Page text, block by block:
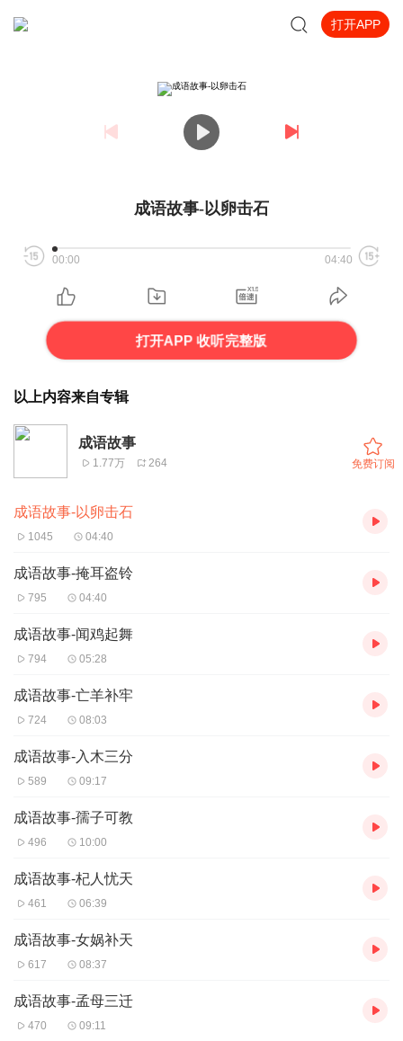
打开APP
成语故事-以卵击石
00:00 04:40
打开APP 收听完整版
以上内容来自专辑
成语故事
1.77万 264 免费订阅
成语故事-以卵击石
1045 04:40
成语故事-掩耳盗铃
795 04:40
成语故事-闻鸡起舞
794 05:28
成语故事-亡羊补牢
724 08:03
成语故事-入木三分
589 09:17
成语故事-孺子可教
496 10:00
成语故事-杞人忧天
461 06:39
成语故事-女娲补天
617 08:37
成语故事-孟母三迁
470 09:11